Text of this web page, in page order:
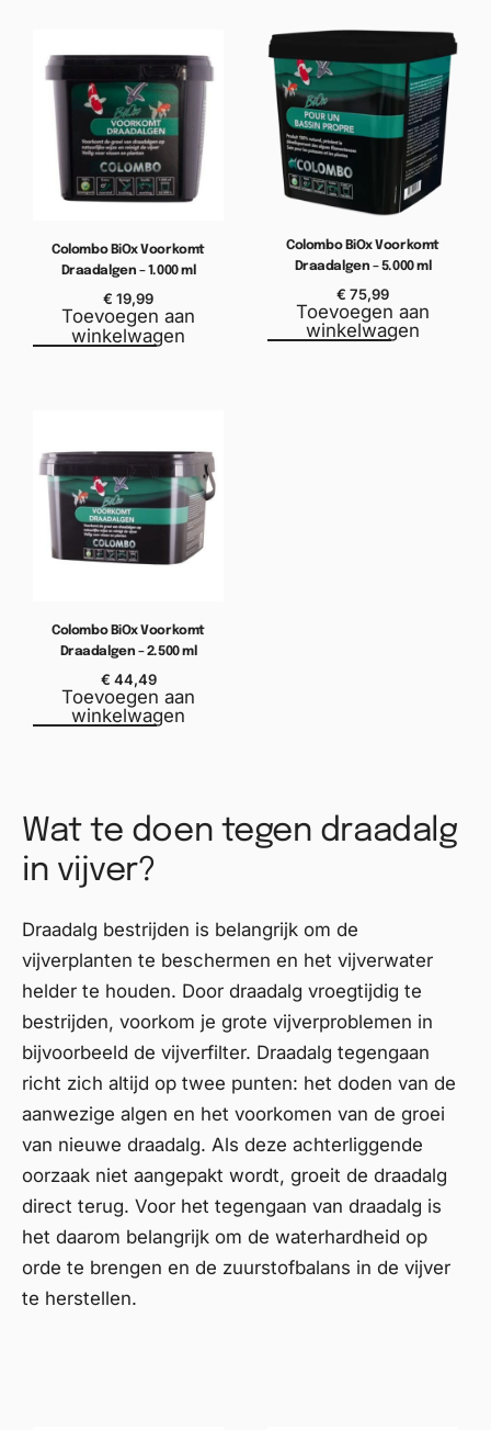
Colombo BiOx Voorkomt
Draadalgen – 1.000 ml
€ 19,99
Toevoegen aan
winkelwagen
Colombo BiOx Voorkomt
Draadalgen – 5.000 ml
€ 75,99
Toevoegen aan
winkelwagen
Colombo BiOx Voorkomt
Draadalgen – 2.500 ml
€ 44,49
Toevoegen aan
winkelwagen
Wat te doen tegen draadalg
in vijver?
Draadalg bestrijden is belangrijk om de
vijverplanten te beschermen en het vijverwater
helder te houden. Door draadalg vroegtijdig te
bestrijden, voorkom je grote vijverproblemen in
bijvoorbeeld de vijverfilter. Draadalg tegengaan
richt zich altijd op twee punten: het doden van de
aanwezige algen en het voorkomen van de groei
van nieuwe draadalg. Als deze achterliggende
oorzaak niet aangepakt wordt, groeit de draadalg
direct terug. Voor het tegengaan van draadalg is
het daarom belangrijk om de waterhardheid op
orde te brengen en de zuurstofbalans in de vijver
te herstellen.